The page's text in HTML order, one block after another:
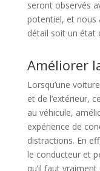
seront observés
potentiel, et nous
détail soit un état
Améliorer
Lorsqu’une
et de l’extérieur,
au véhicule,
expérience de
distractions. En
le conducteur et
qu’il faut